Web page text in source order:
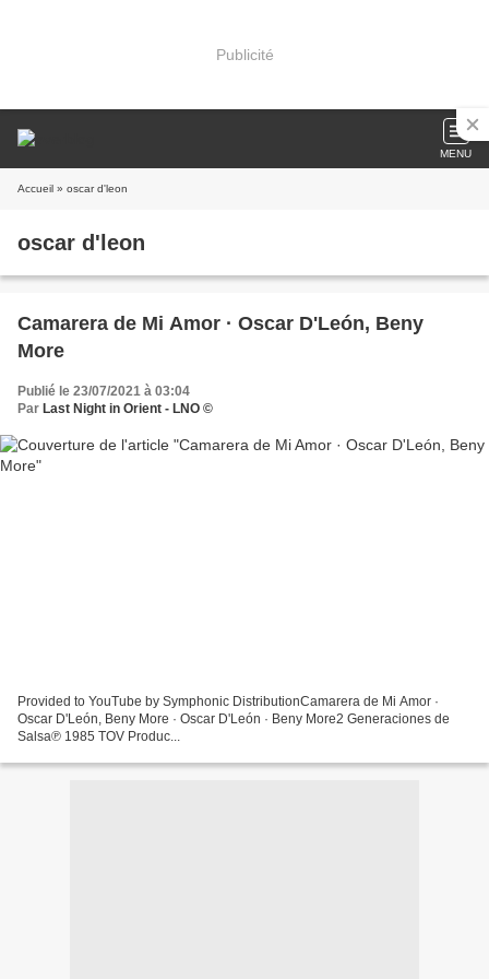
Publicité
MENU
Accueil » oscar d'leon
oscar d'leon
Camarera de Mi Amor · Oscar D'León, Beny
More
Publié le 23/07/2021 à 03:04
Par Last Night in Orient - LNO ©
Provided to YouTube by Symphonic DistributionCamarera de Mi Amor ·
Oscar D'León, Beny More · Oscar D'León · Beny More2 Generaciones de
Salsa℗ 1985 TOV Produc...